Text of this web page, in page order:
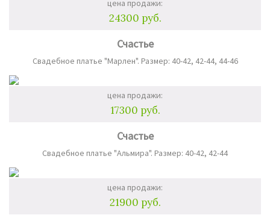
цена продажи:
24300 руб.
Счастье
Свадебное платье "Марлен". Размер: 40-42, 42-44, 44-46
цена продажи:
17300 руб.
Счастье
Свадебное платье "Альмира". Размер: 40-42, 42-44
цена продажи:
21900 руб.